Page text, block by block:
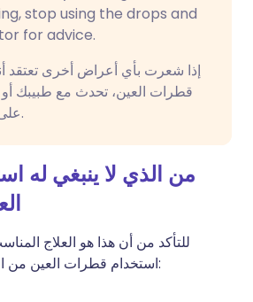
stop using the drops and
for advice.
إذا شعرت بأي أعراض أخرى تعتقد
قطرات العين، تحدث مع طبيبك
على مزيد من النصائح.
من الذي لا ينبغي له
للتأكد من أن هذا هو العلاج
استخدام قطرات العين من المهم أن يعرف طبيبك: